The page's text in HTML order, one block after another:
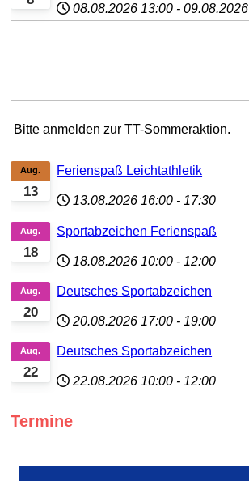
08.08.2026 13:00 - 09.08.2026
Bitte anmelden zur TT-Sommeraktion.
13
Aug. Ferienspaß Leichtathletik
13.08.2026 16:00 - 17:30
18
Aug. Sportabzeichen Ferienspaß
18.08.2026 10:00 - 12:00
20
Aug. Deutsches Sportabzeichen
20.08.2026 17:00 - 19:00
22
Aug. Deutsches Sportabzeichen
22.08.2026 10:00 - 12:00
Termine